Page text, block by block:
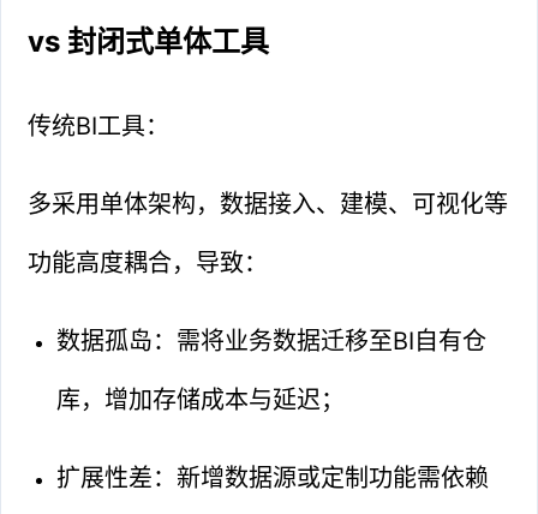
vs 封闭式单体工具
传统BI工具：
多采用单体架构，数据接入、建模、可视化等
功能高度耦合，导致：
数据孤岛：需将业务数据迁移至BI自有仓
库，增加存储成本与延迟；
扩展性差：新增数据源或定制功能需依赖